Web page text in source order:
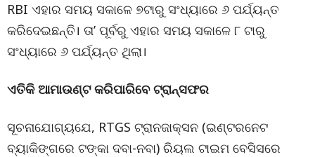
RBI ଏହାର ସମୟ ସକାଳେ ୭ଟାରୁ ସଂଧ୍ୟାରେ ୬ ପର୍ଯ୍ୟନ୍ତ
କରିଦେଇଛନ୍ତି। ତା’ ପୂର୍ବରୁ ଏହାର ସମୟ ସକାଳେ ୮ ଟାରୁ
ସଂଧ୍ୟାରେ ୬ ପର୍ଯ୍ୟନ୍ତ ଥିଲା।
ଏତିକି ଆମାଉଣ୍ଟ କରିପାରିବେ ଟ୍ରାନ୍ସଫର
ସୂଚନାଯୋଗ୍ୟଯେ, RTGS ଟ୍ରାନଜାକ୍ସନ (ଇଣ୍ଟରନେଟ
ବ୍ୟାକିଙ୍ଗରେ ଟଙ୍କା ଦବା-ନବା) ରିୟଲ ଟାଇମ ବେସିସରେ